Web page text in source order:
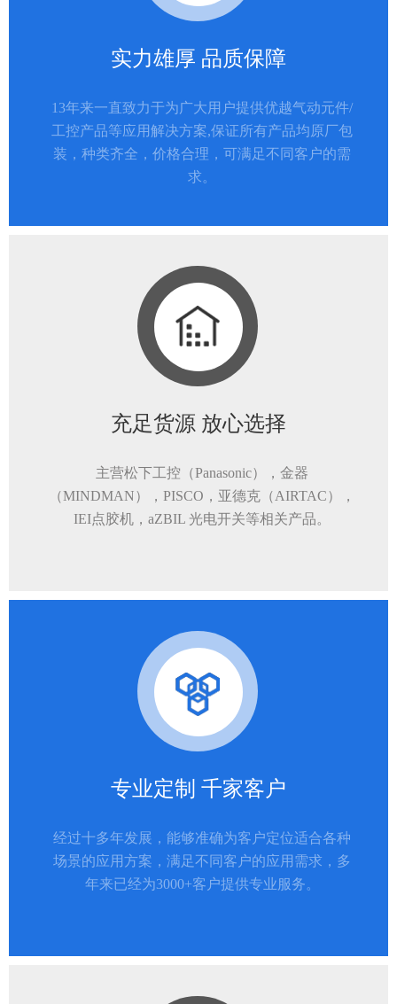
实力雄厚 品质保障
13年来一直致力于为广大用户提供优越气动元件/
工控产品等应用解决方案,保证所有产品均原厂包
装，种类齐全，价格合理，可满足不同客户的需
求。
充足货源 放心选择
主营松下工控（Panasonic），金器
（MINDMAN），PISCO，亚德克（AIRTAC），
IEI点胶机，aZBIL 光电开关等相关产品。
专业定制 千家客户
经过十多年发展，能够准确为客户定位适合各种
场景的应用方案，满足不同客户的应用需求，多
年来已经为3000+客户提供专业服务。